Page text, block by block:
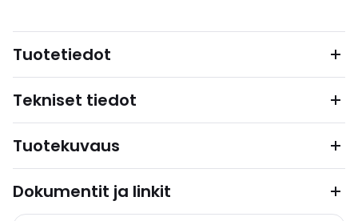
Tuotetiedot
Tekniset tiedot
Tuotekuvaus
Dokumentit ja linkit